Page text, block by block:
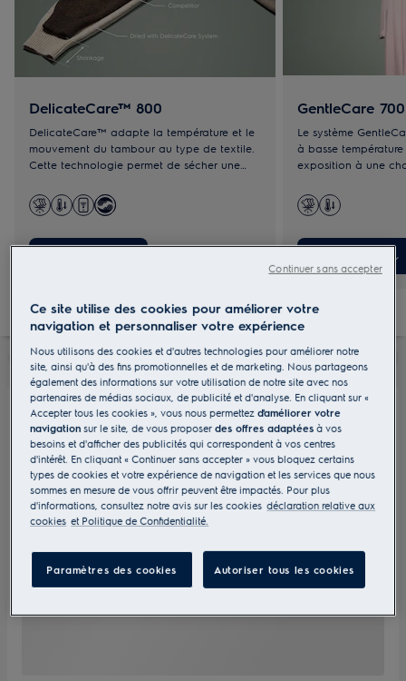
DelicateCare™ 800
DelicateCare™ adapte la température et le
mouvement du tambour au type de textile.
Cette technologie permet de sécher une
aux recommandations figurant sur leur
étiquette d'entretien.
GentleCare 700
Le système
à basse
exposition à une
Ce site utilise des cookies pour améliorer votre
navigation et personnaliser votre expérience
Nous utilisons des cookies et d'autres technologies pour améliorer notre
site, ainsi qu'à des fins promotionnelles et de marketing. Nous partageons
également des informations sur votre utilisation de notre site avec nos
partenaires de médias sociaux, de publicité et d'analyse. En cliquant sur «
Accepter tous les cookies », vous nous permettezd'améliorer votre
navigation sur le site, de vous proposerdes offres adaptées à vos
besoins et d'afficher des publicités qui correspondent à vos centres
d'intérêt. En cliquant « Continuer sans accepter » vous bloquez certains
types de cookies et votre expérience de navigation et les services que nous
sommes en mesure de vous offrir peuvent être impactés. Pour plus
d'informations, consultez notre avis sur les cookies déclaration relative aux
cookies et Politique de Confidentialité.
Paramètres des cookies Autoriser tous les cookies
Continuer sans accepter